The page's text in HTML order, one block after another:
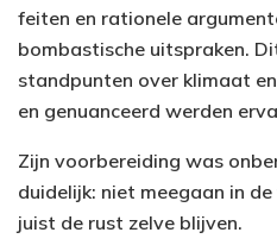
feiten en rationele
bombastische uitspraken.
standpunten over klimaat
en genuanceerd werden
Zijn voorbereiding was
duidelijk: niet meegaan in
juist de rust zelve blijven.